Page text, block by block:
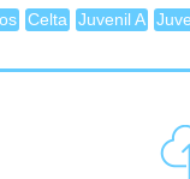
Celta Juvenil A